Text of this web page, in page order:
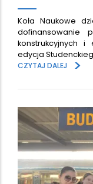
Koła Naukowe
dofinansowanie
konstrukcyjnych i
edycja
CZYTAJ DALEJ
>